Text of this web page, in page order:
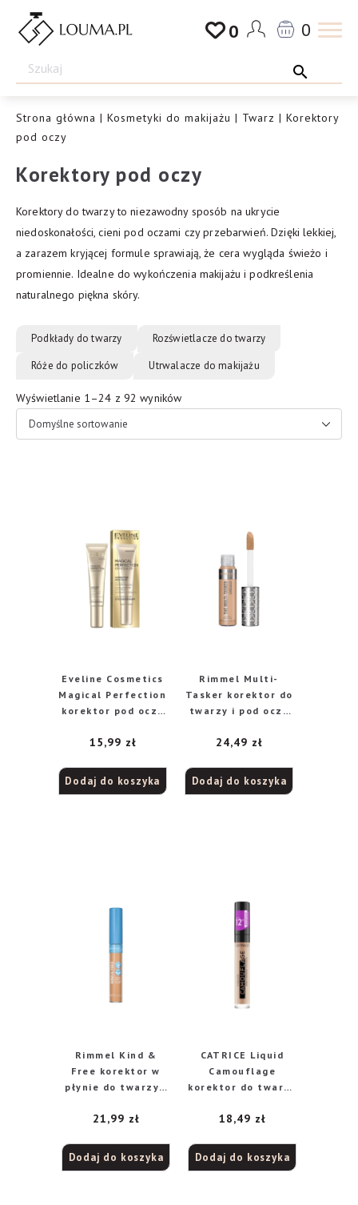
Przejdź
Drogeria
Louma.pl
0 0
Strona główna | Kosmetyki do makijażu | Twarz | Korektory
pod oczy
Korektory pod oczy
Korektory do twarzy to niezawodny sposób na ukrycie
niedoskonałości, cieni pod oczami czy przebarwień. Dzięki lekkiej,
a zarazem kryjącej formule sprawiają, że cera wygląda świeżo i
promiennie. Idealne do wykończenia makijażu i podkreślenia
naturalnego piękna skóry.
Podkłady do twarzy
Rozświetlacze do twarzy
Róże do policzków
Utrwalacze do makijażu
Wyświetlanie 1–24 z 92 wyników
Eveline Cosmetics
Magical Perfection
korektor pod oczy
15,99 zł
Dodaj do koszyka
Rimmel Multi-
Tasker korektor do
twarzy i pod oczy
24,49 zł
Dodaj do koszyka
Rimmel Kind &
Free korektor w
płynie do twarzy i
Light, 30 ml
21,99 zł
Dodaj do koszyka
CATRICE Liquid
Camouflage
korektor do twarzy
Porcelain, 5 ml
18,49 zł
Dodaj do koszyka